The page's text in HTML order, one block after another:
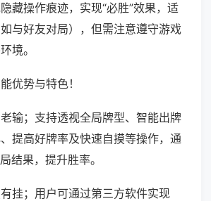
藏操作痕迹，实现“必胜”效果，适
与好友对局），但需注意遵守游戏
境。
优势与特色！
输；支持透视全局牌型、智能出牌
提高好牌率及快速自摸等操作，通
结果，提升胜率。
挂；用户可通过第三方软件实现